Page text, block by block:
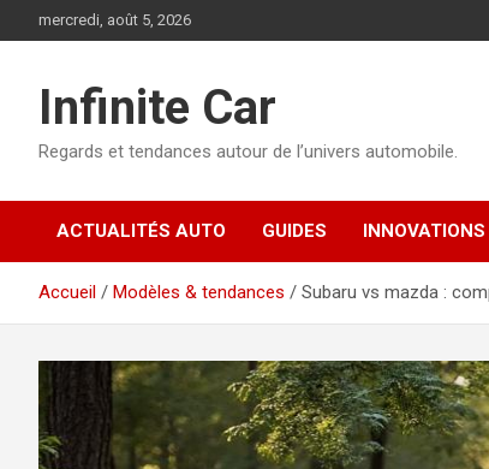
au
mercredi, août 5, 2026
Infinite Car
Regards et tendances autour de l’univers automobile.
ACTUALITÉS AUTO GUIDES INNOVATIONS
Accueil Modèles & tendances Subaru vs mazda :